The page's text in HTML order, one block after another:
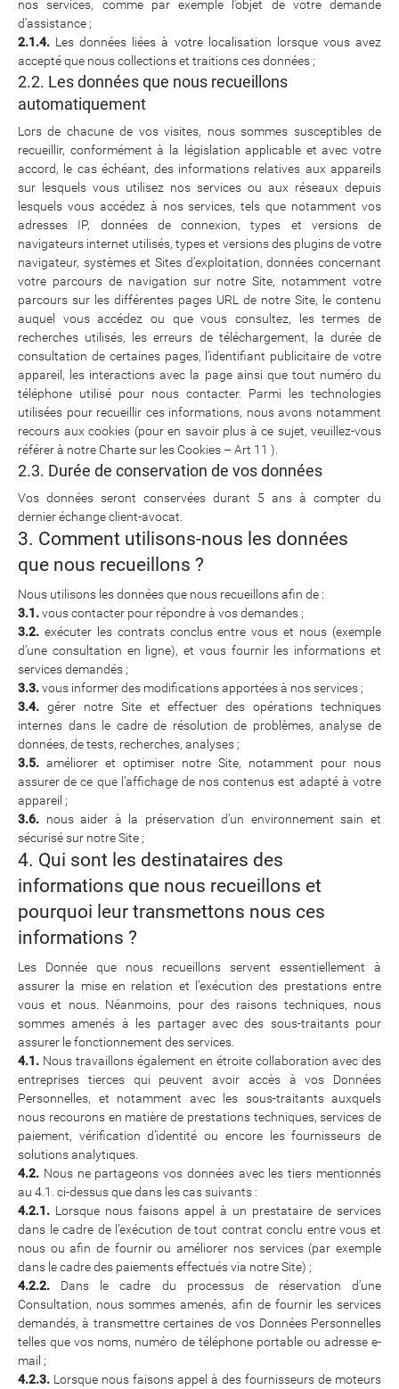
nos services, comme par exemple l’objet de votre demande
d’assistance ;
2.1.4. Les données liées à votre localisation lorsque vous avez
accepté que nous collections et traitions ces données ;
2.2. Les données que nous recueillons
automatiquement
Lors de chacune de vos visites, nous sommes susceptibles de
recueillir, conformément à la législation applicable et avec votre
accord, le cas échéant, des informations relatives aux appareils
sur lesquels vous utilisez nos services ou aux réseaux depuis
lesquels vous accédez à nos services, tels que notamment vos
adresses IP, données de connexion, types et versions de
navigateurs internet utilisés, types et versions des plugins de votre
navigateur, systèmes et Sites d’exploitation, données concernant
votre parcours de navigation sur notre Site, notamment votre
parcours sur les différentes pages URL de notre Site, le contenu
auquel vous accédez ou que vous consultez, les termes de
recherches utilisés, les erreurs de téléchargement, la durée de
consultation de certaines pages, l’identifiant publicitaire de votre
appareil, les interactions avec la page ainsi que tout numéro du
téléphone utilisé pour nous contacter. Parmi les technologies
utilisées pour recueillir ces informations, nous avons notamment
recours aux cookies (pour en savoir plus à ce sujet, veuillez-vous
référer à notre Charte sur les Cookies – Art 11 ).
2.3. Durée de conservation de vos données
Vos données seront conservées durant 5 ans à compter du
dernier échange client-avocat.
3. Comment utilisons-nous les données
que nous recueillons ?
Nous utilisons les données que nous recueillons afin de :
3.1.vous contacter pour répondre à vos demandes ;
3.2. exécuter les contrats conclus entre vous et nous (exemple
d’une consultation en ligne), et vous fournir les informations et
services demandés ;
3.3.vous informer des modifications apportées à nos services ;
3.4. gérer notre Site et effectuer des opérations techniques
internes dans le cadre de résolution de problèmes, analyse de
données, de tests, recherches, analyses ;
3.5. améliorer et optimiser notre Site, notamment pour nous
assurer de ce que l’affichage de nos contenus est adapté à votre
appareil ;
3.6. nous aider à la préservation d’un environnement sain et
sécurisé sur notre Site ;
4. Qui sont les destinataires des
informations que nous recueillons et
pourquoi leur transmettons nous ces
informations ?
Les Donnée que nous recueillons servent essentiellement à
assurer la mise en relation et l’exécution des prestations entre
vous et nous. Néanmoins, pour des raisons techniques, nous
sommes amenés à les partager avec des sous-traitants pour
assurer le fonctionnement des services.
4.1. Nous travaillons également en étroite collaboration avec des
entreprises tierces qui peuvent avoir accès à vos Données
Personnelles, et notamment avec les sous-traitants auxquels
nous recourons en matière de prestations techniques, services de
paiement, vérification d’identité ou encore les fournisseurs de
solutions analytiques.
4.2. Nous ne partageons vos données avec les tiers mentionnés
au 4.1. ci-dessus que dans les cas suivants :
4.2.1. Lorsque nous faisons appel à un prestataire de services
dans le cadre de l’exécution de tout contrat conclu entre vous et
nous ou afin de fournir ou améliorer nos services (par exemple
dans le cadre des paiements effectués via notre Site) ;
4.2.2. Dans le cadre du processus de réservation d’une
Consultation, nous sommes amenés, afin de fournir les services
demandés, à transmettre certaines de vos Données Personnelles
telles que vos noms, numéro de téléphone portable ou adresse e-
mail ;
4.2.3. Lorsque nous faisons appel à des fournisseurs de moteurs